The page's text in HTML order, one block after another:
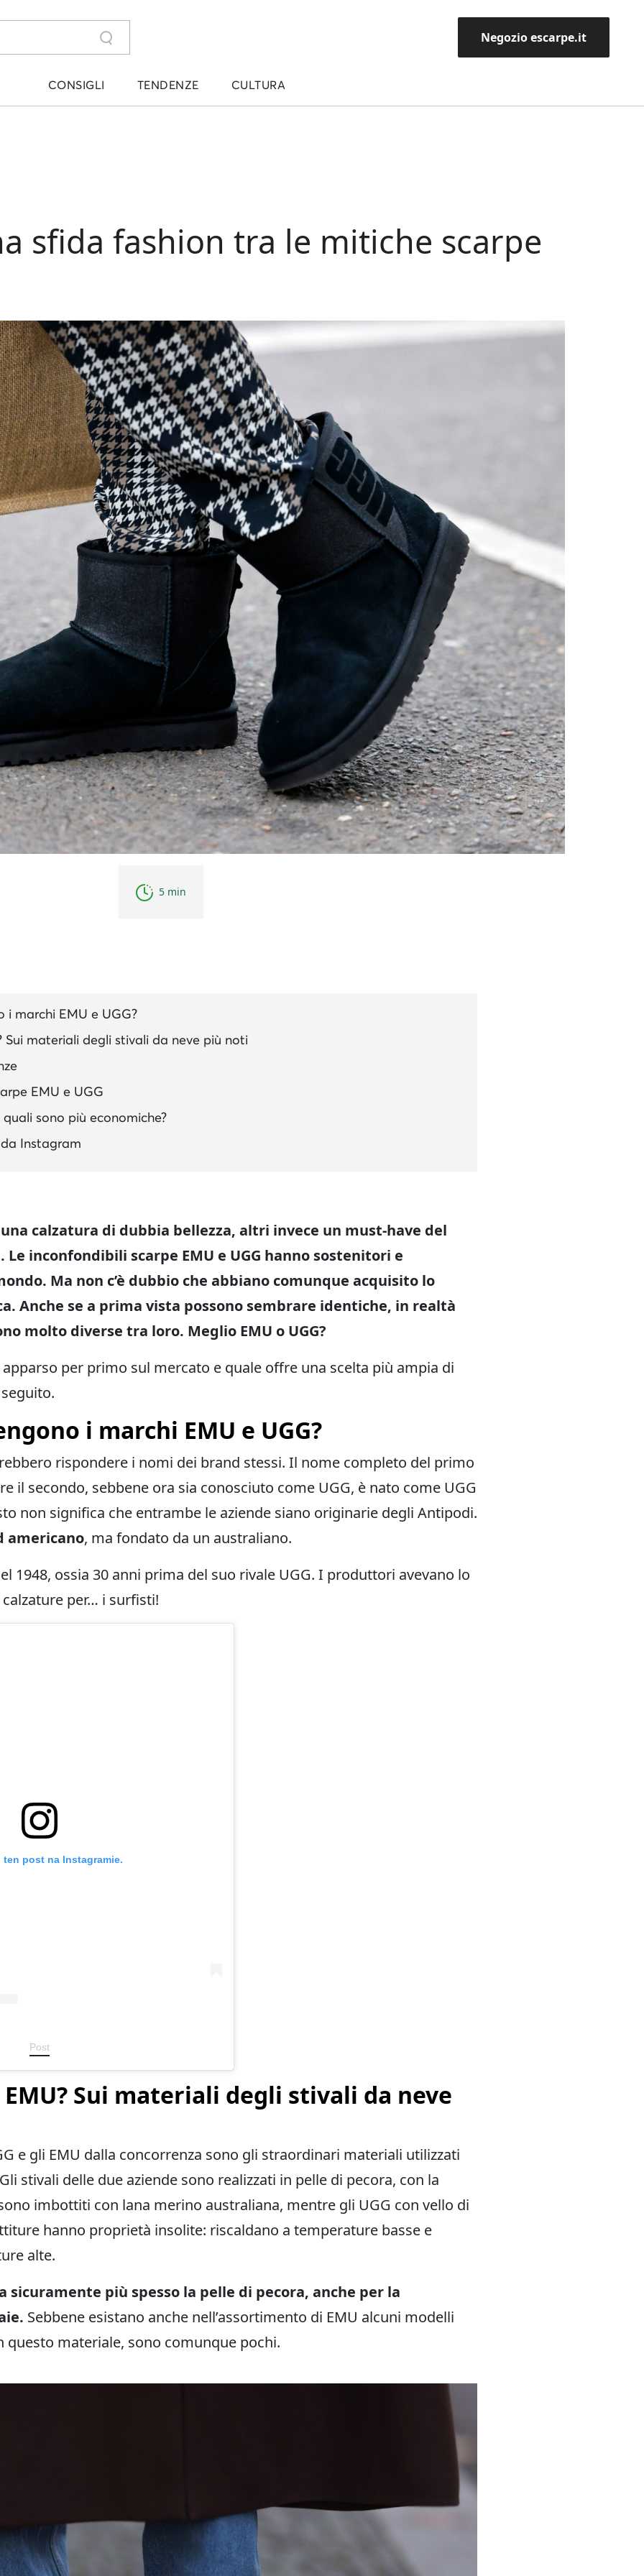
Negozio escarpe.it
CONSIGLI TENDENZE CULTURA
sfida fashion tra le mitiche scarpe
Tendenze
5 min
i marchi EMU e UGG?
Sui materiali degli stivali da neve più noti
EMU e UGG
sono più economiche?
Instagram
calzatura di dubbia bellezza, altri invece un must-have del
inconfondibili scarpe EMU e UGG hanno sostenitori e
Ma non c’è dubbio che abbiano comunque acquisito lo
Anche se a prima vista possono sembrare identiche, in realtà
molto diverse tra loro. Meglio EMU o UGG?
per primo sul mercato e quale offre una scelta più ampia di
i marchi EMU e UGG?
rispondere i nomi dei brand stessi. Il nome completo del primo
il secondo, sebbene ora sia conosciuto come UGG, è nato come UGG
non significa che entrambe le aziende siano originarie degli Antipodi.
americano, ma fondato da un australiano.
1948, ossia 30 anni prima del suo rivale UGG. I produttori avevano lo
per… i surfisti!
ten post na Instagramie.
Post
EMU? Sui materiali degli stivali da neve
e gli EMU dalla concorrenza sono gli straordinari materiali utilizzati
stivali delle due aziende sono realizzati in pelle di pecora, con la
imbottiti con lana merino australiana, mentre gli UGG con vello di
hanno proprietà insolite: riscaldano a temperature basse e
alte.
sicuramente più spesso la pelle di pecora, anche per la
Sebbene esistano anche nell’assortimento di EMU alcuni modelli
questo materiale, sono comunque pochi.